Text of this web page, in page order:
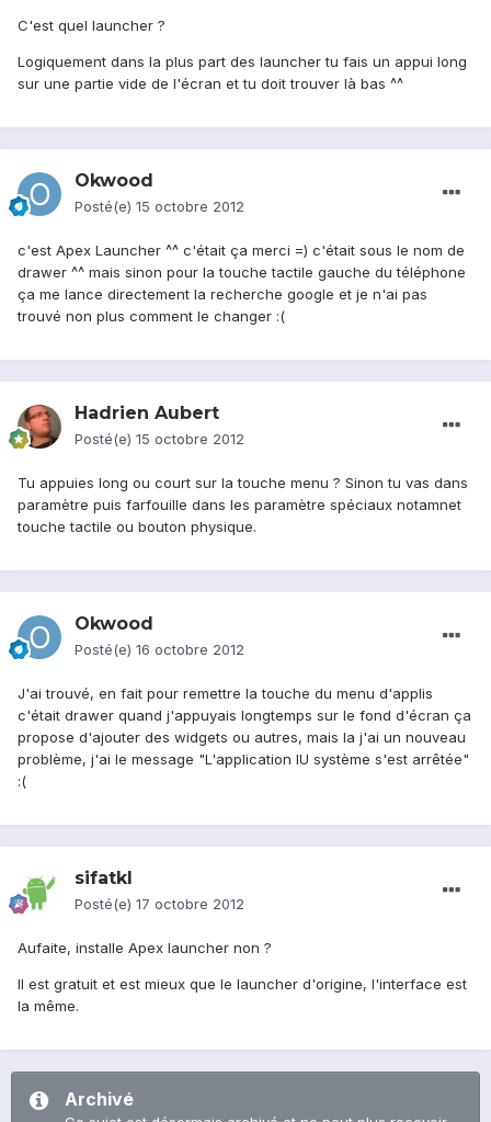
C'est quel launcher ?
Logiquement dans la plus part des launcher tu fais un appui long
sur une partie vide de l'écran et tu doit trouver là bas ^^
Okwood
Posté(e) 15 octobre 2012
c'est Apex Launcher ^^ c'était ça merci =) c'était sous le nom de
drawer ^^ mais sinon pour la touche tactile gauche du téléphone
ça me lance directement la recherche google et je n'ai pas
trouvé non plus comment le changer :(
Hadrien Aubert
Posté(e) 15 octobre 2012
Tu appuies long ou court sur la touche menu ? Sinon tu vas dans
paramètre puis farfouille dans les paramètre spéciaux notamnet
touche tactile ou bouton physique.
Okwood
Posté(e) 16 octobre 2012
J'ai trouvé, en fait pour remettre la touche du menu d'applis
c'était drawer quand j'appuyais longtemps sur le fond d'écran ça
propose d'ajouter des widgets ou autres, mais la j'ai un nouveau
problème, j'ai le message "L'application IU système s'est arrêtée"
:(
sifatkl
Posté(e) 17 octobre 2012
Aufaite, installe Apex launcher non ?
Il est gratuit et est mieux que le launcher d'origine, l'interface est
la même.
Archivé